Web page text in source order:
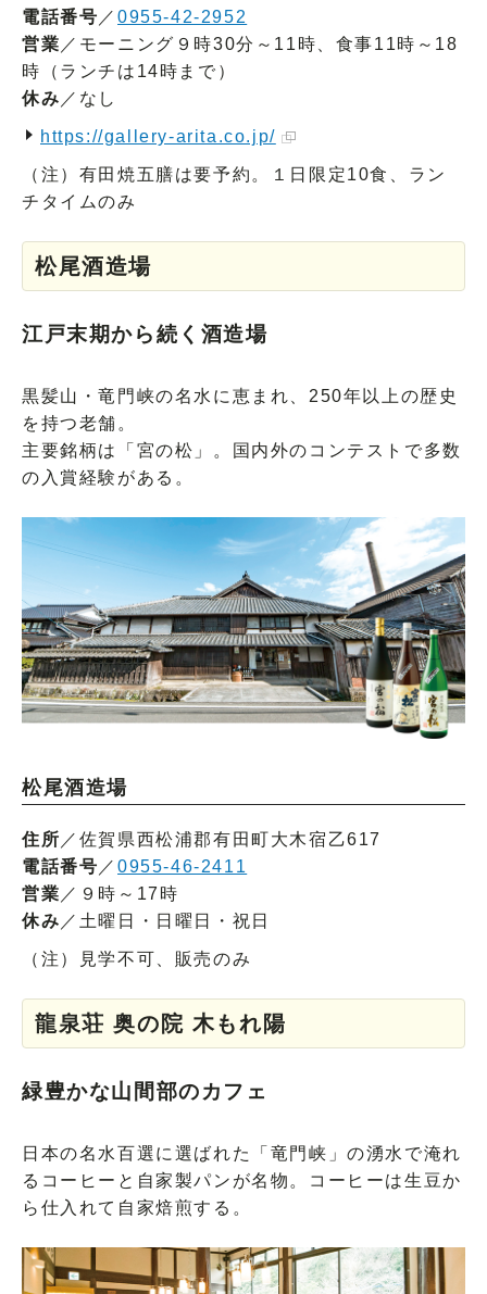
電話番号 ／0955-42-2952
営業 ／モーニング９時30分～11時、食事11時～18
時（ランチは14時まで）
休み ／なし
https://gallery-arita.co.jp/
（注）有田焼五膳は要予約。１日限定10食、ラン
チタイムのみ
松尾酒造場
江戸末期から続く酒造場
黒髪山・竜門峡の名水に恵まれ、250年以上の歴史
を持つ老舗。
主要銘柄は「宮の松」。国内外のコンテストで多数
の入賞経験がある。
松尾酒造場
住所 ／佐賀県西松浦郡有田町大木宿乙617
電話番号 ／0955-46-2411
営業 ／９時～17時
休み ／土曜日・日曜日・祝日
（注）見学不可、販売のみ
龍泉荘 奥の院 木もれ陽
緑豊かな山間部のカフェ
日本の名水百選に選ばれた「竜門峡」の湧水で淹れ
るコーヒーと自家製パンが名物。コーヒーは生豆か
ら仕入れて自家焙煎する。